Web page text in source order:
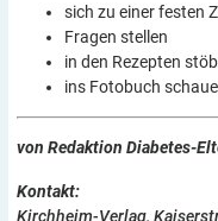
sich zu einer festen
Fragen stellen
in den Rezepten
ins Fotobuch
von Redaktion Diabetes-
Kontakt:
Kirchheim-Verlag,